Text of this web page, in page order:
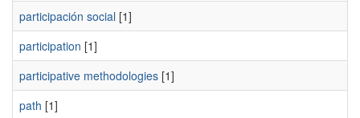
participación social [1]
participation [1]
participative methodologies [1]
path [1]